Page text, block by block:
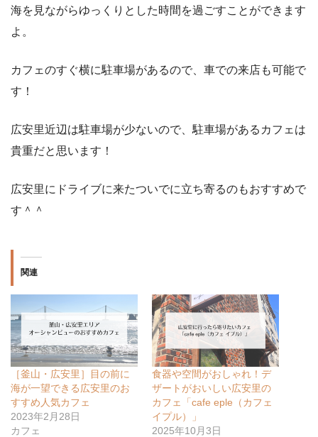
海を見ながらゆっくりとした時間を過ごすことができます
よ。
カフェのすぐ横に駐車場があるので、車での来店も可能で
す！
広安里近辺は駐車場が少ないので、駐車場があるカフェは
貴重だと思います！
広安里にドライブに来たついでに立ち寄るのもおすすめで
す＾＾
関連
［釜山・広安里］目の前に
海が一望できる広安里のお
すすめ人気カフェ
2023年2月28日
カフェ
食器や空間がおしゃれ！デ
ザートがおいしい広安里の
カフェ「cafe eple（カフェ
イプル）」
2025年10月3日